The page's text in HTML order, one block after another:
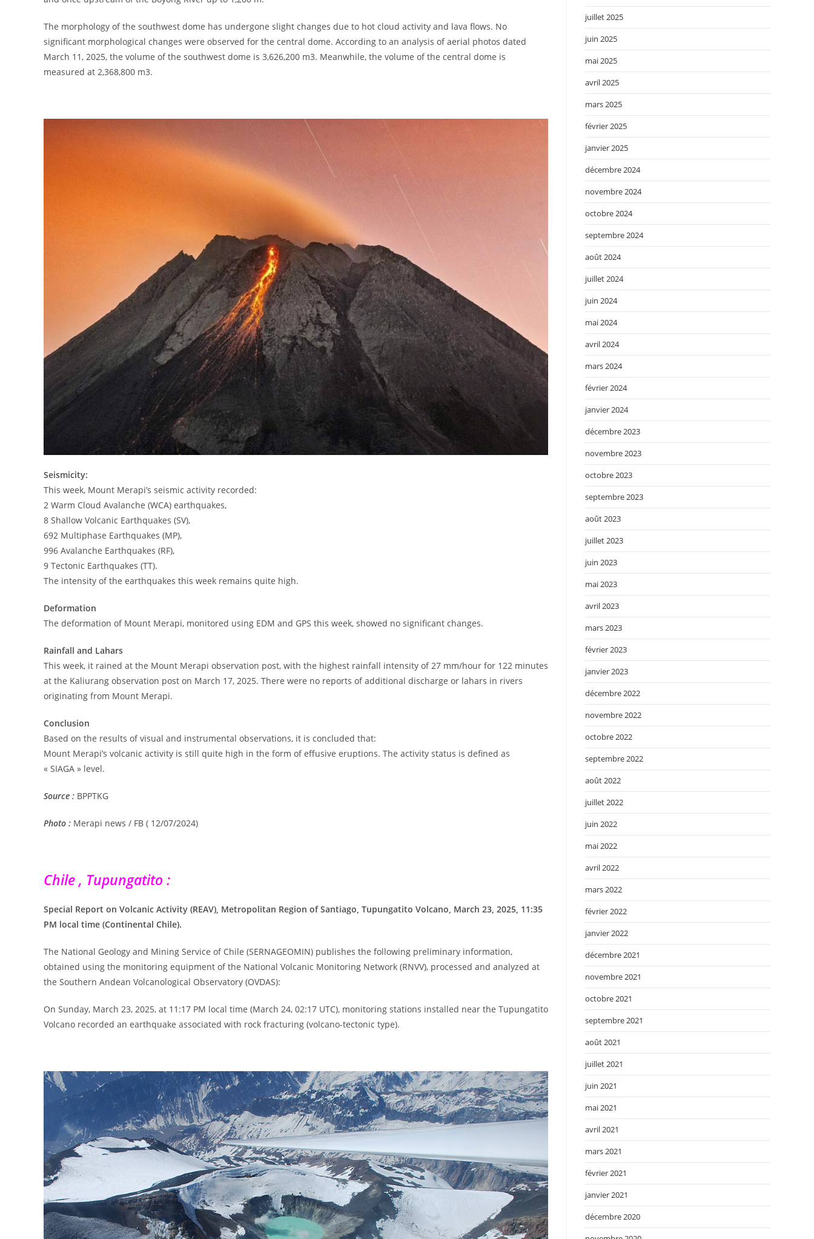
The morphology of the southwest dome has undergone slight changes due to hot cloud activity and lava flows. No
significant morphological changes were observed for the central dome. According to an analysis of aerial photos dated
March 11, 2025, the volume of the southwest dome is 3,626,200 m3. Meanwhile, the volume of the central dome is
measured at 2,368,800 m3.
Seismicity:
This week, Mount Merapi’s seismic activity recorded:
2 Warm Cloud Avalanche (WCA) earthquakes,
8 Shallow Volcanic Earthquakes (SV),
692 Multiphase Earthquakes (MP),
996 Avalanche Earthquakes (RF),
9 Tectonic Earthquakes (TT).
The intensity of the earthquakes this week remains quite high.
Deformation
The deformation of Mount Merapi, monitored using EDM and GPS this week, showed no significant changes.
Rainfall and Lahars
This week, it rained at the Mount Merapi observation post, with the highest rainfall intensity of 27 mm/hour for 122 minutes
at the Kaliurang observation post on March 17, 2025. There were no reports of additional discharge or lahars in rivers
originating from Mount Merapi.
Conclusion
Based on the results of visual and instrumental observations, it is concluded that:
Mount Merapi’s volcanic activity is still quite high in the form of effusive eruptions. The activity status is defined as
« SIAGA » level.
Source : BPPTKG
Photo : Merapi news / FB ( 12/07/2024)
Chile , Tupungatito :
Special Report on Volcanic Activity (REAV), Metropolitan Region of Santiago, Tupungatito Volcano, March 23, 2025, 11:35
PM local time (Continental Chile).
The National Geology and Mining Service of Chile (SERNAGEOMIN) publishes the following preliminary information,
obtained using the monitoring equipment of the National Volcanic Monitoring Network (RNVV), processed and analyzed at
the Southern Andean Volcanological Observatory (OVDAS):
On Sunday, March 23, 2025, at 11:17 PM local time (March 24, 02:17 UTC), monitoring stations installed near the Tupungatito
Volcano recorded an earthquake associated with rock fracturing (volcano-tectonic type).
juillet 2025
juin 2025
mai 2025
avril 2025
mars 2025
février 2025
janvier 2025
décembre 2024
novembre 2024
octobre 2024
septembre 2024
août 2024
juillet 2024
juin 2024
mai 2024
avril 2024
mars 2024
février 2024
janvier 2024
décembre 2023
novembre 2023
octobre 2023
septembre 2023
août 2023
juillet 2023
juin 2023
mai 2023
avril 2023
mars 2023
février 2023
janvier 2023
décembre 2022
novembre 2022
octobre 2022
septembre 2022
août 2022
juillet 2022
juin 2022
mai 2022
avril 2022
mars 2022
février 2022
janvier 2022
décembre 2021
novembre 2021
octobre 2021
septembre 2021
août 2021
juillet 2021
juin 2021
mai 2021
avril 2021
mars 2021
février 2021
janvier 2021
décembre 2020